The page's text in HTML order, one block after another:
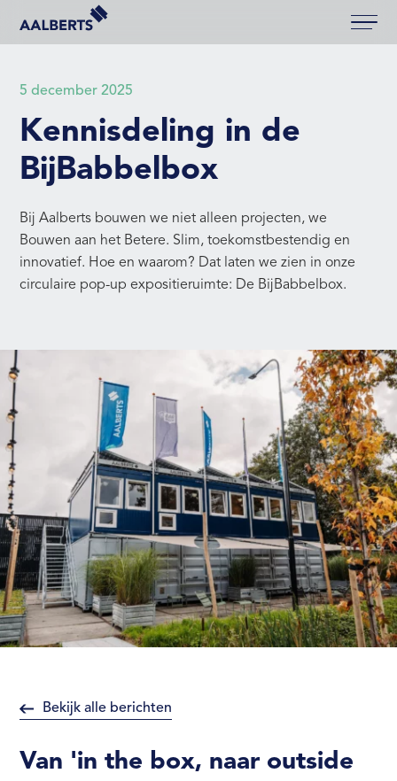
Aalberts Bouw, terug naar de homepagina
5 december 2025
Kennisdeling in de
BijBabbelbox
Bij Aalberts bouwen we niet alleen projecten, we
Bouwen aan het Betere. Slim, toekomstbestendig en
innovatief. Hoe en waarom? Dat laten we zien in onze
circulaire pop-up expositieruimte: De BijBabbelbox.
Bekijk alle berichten
Van 'in the box, naar outside